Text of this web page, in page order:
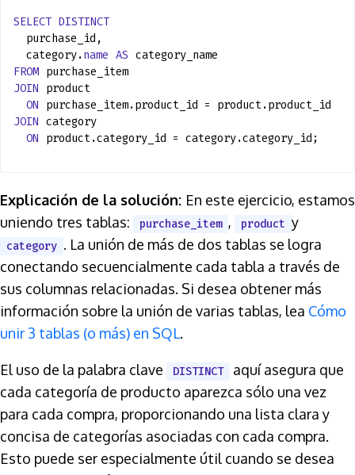
SELECT DISTINCT
purchase_id,
category.name AS category_name
FROM purchase_item
JOIN product
ON purchase_item.product_id = product.product_id
JOIN category
ON product.category_id = category.category_id;
Explicación de la solución: En este ejercicio, estamos
uniendo tres tablas:
purchase_item , product y
category . La unión de más de dos tablas se logra
conectando secuencialmente cada tabla a través de
sus columnas relacionadas. Si desea obtener más
información sobre la unión de varias tablas, lea Cómo
unir 3 tablas (o más) en SQL.
El uso de la palabra clave DISTINCT
aquí asegura que
cada categoría de producto aparezca sólo una vez
para cada compra, proporcionando una lista clara y
concisa de categorías asociadas con cada compra.
Esto puede ser especialmente útil cuando se desea